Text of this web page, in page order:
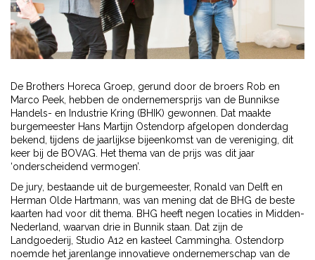
De Brothers Horeca Groep, gerund door de broers Rob en
Marco Peek, hebben de ondernemersprijs van de Bunnikse
Handels- en Industrie Kring (BHIK) gewonnen. Dat maakte
burgemeester Hans Martijn Ostendorp afgelopen donderdag
bekend, tijdens de jaarlijkse bijeenkomst van de vereniging, dit
keer bij de BOVAG. Het thema van de prijs was dit jaar
‘onderscheidend vermogen’.
De jury, bestaande uit de burgemeester, Ronald van Delft en
Herman Olde Hartmann, was van mening dat de BHG de beste
kaarten had voor dit thema. BHG heeft negen locaties in Midden-
Nederland, waarvan drie in Bunnik staan. Dat zijn de
Landgoederij, Studio A12 en kasteel Cammingha. Ostendorp
noemde het jarenlange innovatieve ondernemerschap van de